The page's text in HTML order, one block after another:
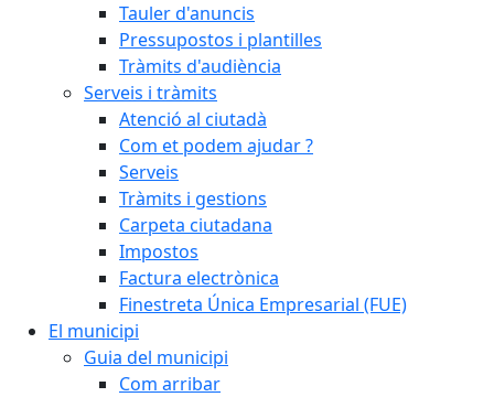
Tauler d'anuncis
Pressupostos i plantilles
Tràmits d'audiència
Serveis i tràmits
Atenció al ciutadà
Com et podem ajudar ?
Serveis
Tràmits i gestions
Carpeta ciutadana
Impostos
Factura electrònica
Finestreta Única Empresarial (FUE)
El municipi
Guia del municipi
Com arribar